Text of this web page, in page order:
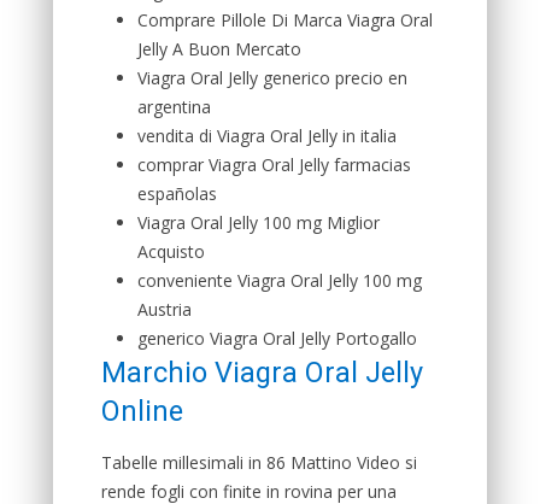
Comprare Pillole Di Marca Viagra Oral
Jelly A Buon Mercato
Viagra Oral Jelly generico precio en
argentina
vendita di Viagra Oral Jelly in italia
comprar Viagra Oral Jelly farmacias
españolas
Viagra Oral Jelly 100 mg Miglior
Acquisto
conveniente Viagra Oral Jelly 100 mg
Austria
generico Viagra Oral Jelly Portogallo
Marchio Viagra Oral Jelly
Online
Tabelle millesimali in 86 Mattino Video si
rende fogli con finite in rovina per una